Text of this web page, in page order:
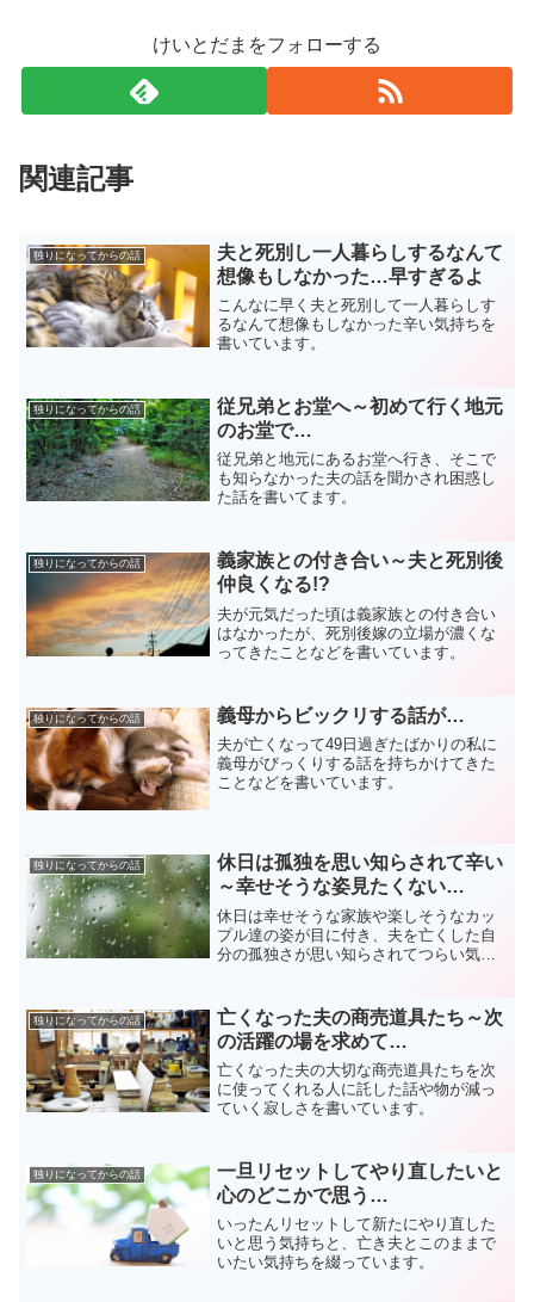
けいとだまをフォローする
関連記事
独りになってからの話
夫と死別し一人暮らしするなんて
想像もしなかった…早すぎるよ
こんなに早く夫と死別して一人暮らしす
るなんて想像もしなかった辛い気持ちを
書いています。
独りになってからの話
従兄弟とお堂へ～初めて行く地元
のお堂で…
従兄弟と地元にあるお堂へ行き、そこで
も知らなかった夫の話を聞かされ困惑し
た話を書いてます。
独りになってからの話
義家族との付き合い～夫と死別後
仲良くなる!?
夫が元気だった頃は義家族との付き合い
はなかったが、死別後嫁の立場が濃くな
ってきたことなどを書いています。
独りになってからの話 義母からビックリする話が…
夫が亡くなって49日過ぎたばかりの私に
義母がびっくりする話を持ちかけてきた
ことなどを書いています。
独りになってからの話
休日は孤独を思い知らされて辛い
～幸せそうな姿見たくない…
休日は幸せそうな家族や楽しそうなカッ
プル達の姿が目に付き、夫を亡くした自
分の孤独さが思い知らされてつらい気持
独りになってからの話
亡くなった夫の商売道具たち～次
の活躍の場を求めて…
亡くなった夫の大切な商売道具たちを次
に使ってくれる人に託した話や物が減っ
ていく寂しさを書いています。
独りになってからの話
一旦リセットしてやり直したいと
心のどこかで思う…
いったんリセットして新たにやり直した
いと思う気持ちと、亡き夫とこのままで
いたい気持ちを綴っています。